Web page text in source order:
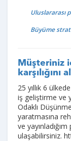
Uluslararası
Büyüme
Müşteriniz
karşılığını
25 yıllık 6
iş geliştirme ve
Odaklı
yaratmasına
ve
ulaşabilirsiniz.